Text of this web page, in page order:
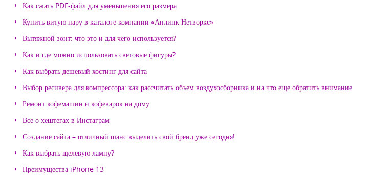
Как сжать PDF-файл для уменьшения его размера
Купить витую пару в каталоге компании «Аплинк Нетворкс»
Вытяжной зонт: что это и для чего используется?
Как и где можно использовать световые фигуры?
Как выбрать дешевый хостинг для сайта
Выбор ресивера для компрессора: как рассчитать объем воздухосборника и на что еще обратить внимание
Ремонт кофемашин и кофеварок на дому
Все о хештегах в Инстаграм
Создание сайта – отличный шанс выделить свой бренд уже сегодня!
Как выбрать щелевую лампу?
Преимущества iPhone 13